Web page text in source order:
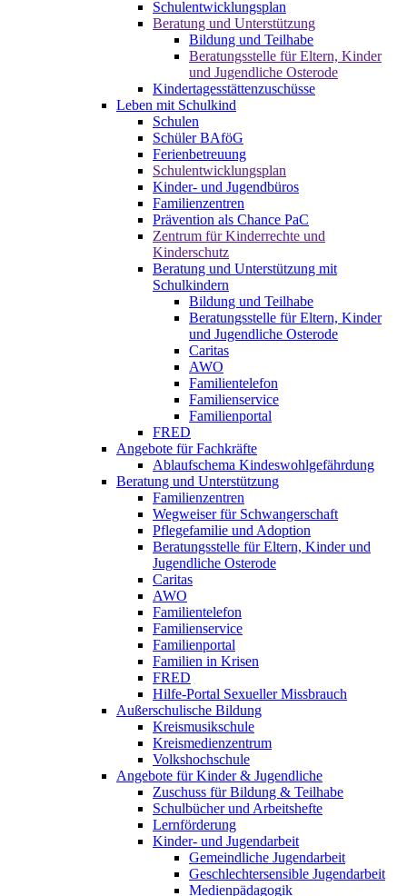
Schulentwicklungsplan
Beratung und Unterstützung
Bildung und Teilhabe
Beratungsstelle für Eltern, Kinder
und Jugendliche Osterode
Kindertagesstättenzuschüsse
Leben mit Schulkind
Schulen
Schüler BAföG
Ferienbetreuung
Schulentwicklungsplan
Kinder- und Jugendbüros
Familienzentren
Prävention als Chance PaC
Zentrum für Kinderrechte und
Kinderschutz
Beratung und Unterstützung mit
Schulkindern
Bildung und Teilhabe
Beratungsstelle für Eltern, Kinder
und Jugendliche Osterode
Caritas
AWO
Familientelefon
Familienservice
Familienportal
FRED
Angebote für Fachkräfte
Ablaufschema Kindeswohlgefährdung
Beratung und Unterstützung
Familienzentren
Wegweiser für Schwangerschaft
Pflegefamilie und Adoption
Beratungsstelle für Eltern, Kinder und
Jugendliche Osterode
Caritas
AWO
Familientelefon
Familienservice
Familienportal
Familien in Krisen
FRED
Hilfe-Portal Sexueller Missbrauch
Außerschulische Bildung
Kreismusikschule
Kreismedienzentrum
Volkshochschule
Angebote für Kinder & Jugendliche
Zuschuss für Bildung & Teilhabe
Schulbücher und Arbeitshefte
Lernförderung
Kinder- und Jugendarbeit
Gemeindliche Jugendarbeit
Geschlechtersensible Jugendarbeit
Medienpädagogik